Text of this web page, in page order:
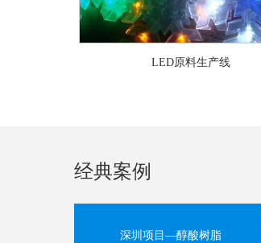
LED原料生产线
经典案例
深圳项目—醇酸树脂